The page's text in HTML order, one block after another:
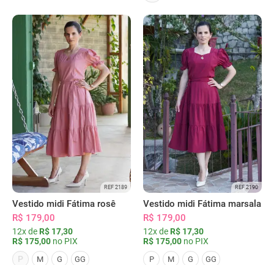
REF 2189
Vestido midi Fátima rosê
R$ 179,00
12x de R$ 17,30
R$ 175,00 no PIX
P
M G GG
REF 2190
Vestido midi Fátima marsala
R$ 179,00
12x de R$ 17,30
R$ 175,00 no PIX
P M G GG